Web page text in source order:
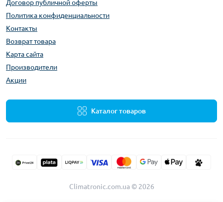
Договор публичной оферты
Политика конфиденциальности
Контакты
Возврат товара
Карта сайта
Производители
Акции
Каталог товаров
Climatronic.com.ua © 2026